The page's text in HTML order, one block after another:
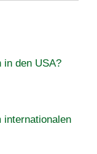
in den USA?
internationalen